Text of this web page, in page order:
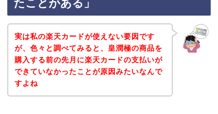
たことがある」
実は私の楽天カードが使えない要因です
が、色々と調べてみると、皇潤極の商品を
購入する前の先月に楽天カードの支払いが
できていなかったことが原因みたいなんで
すよね